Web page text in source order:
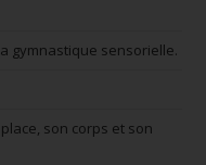
gymnastique sensorielle.
son corps et son